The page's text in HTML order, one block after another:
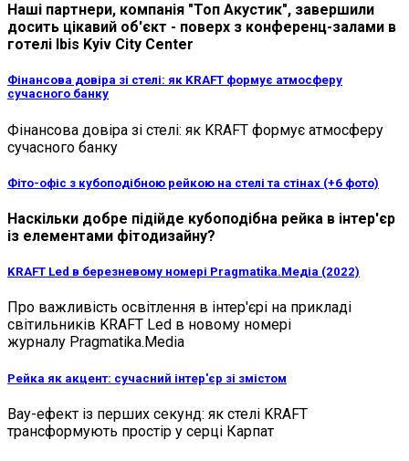
Наші партнери, компанія "Топ Акустик", завершили
досить цікавий об'єкт - поверх з конференц-залами в
готелі Ibis Kyiv City Center
Фінансова довіра зі стелі: як KRAFT формує атмосферу
сучасного банку
Фінансова довіра зі стелі: як KRAFT формує атмосферу
сучасного банку
Фіто-офіс з кубоподібною рейкою на стелі та стінах (+6 фото)
Наскільки добре підійде кубоподібна рейка в інтер'єр
із елементами фітодизайну?
KRAFT Led в березневому номері Pragmatika.Медіа (2022)
Про важливість освітлення в інтер'єрі на прикладі
світильників KRAFT Led в новому номері
журналу Pragmatika.Media
Рейка як акцент: сучасний інтер'єр зі змістом
Вау-ефект із перших секунд: як стелі KRAFT
трансформують простір у серці Карпат